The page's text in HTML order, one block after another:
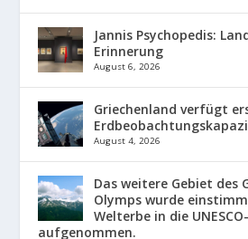
Jannis Psychopedis:
Erinnerung
August 6, 2026
Griechenland verfügt
August 4, 2026
Das weitere Gebiet des
Olymps wurde
Welterbe in die
aufgenommen.